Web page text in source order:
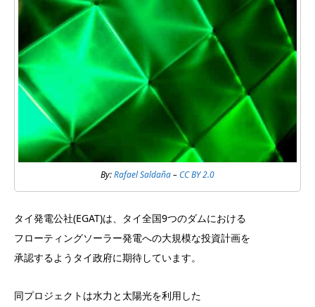
By:Rafael Saldaña–CC BY 2.0
タイ発電公社(EGAT)は、タイ全国9つのダムにおける
フローティングソーラー発電への大規模な投資計画を
承認するようタイ政府に期待しています。
同プロジェクトは水力と太陽光を利用した